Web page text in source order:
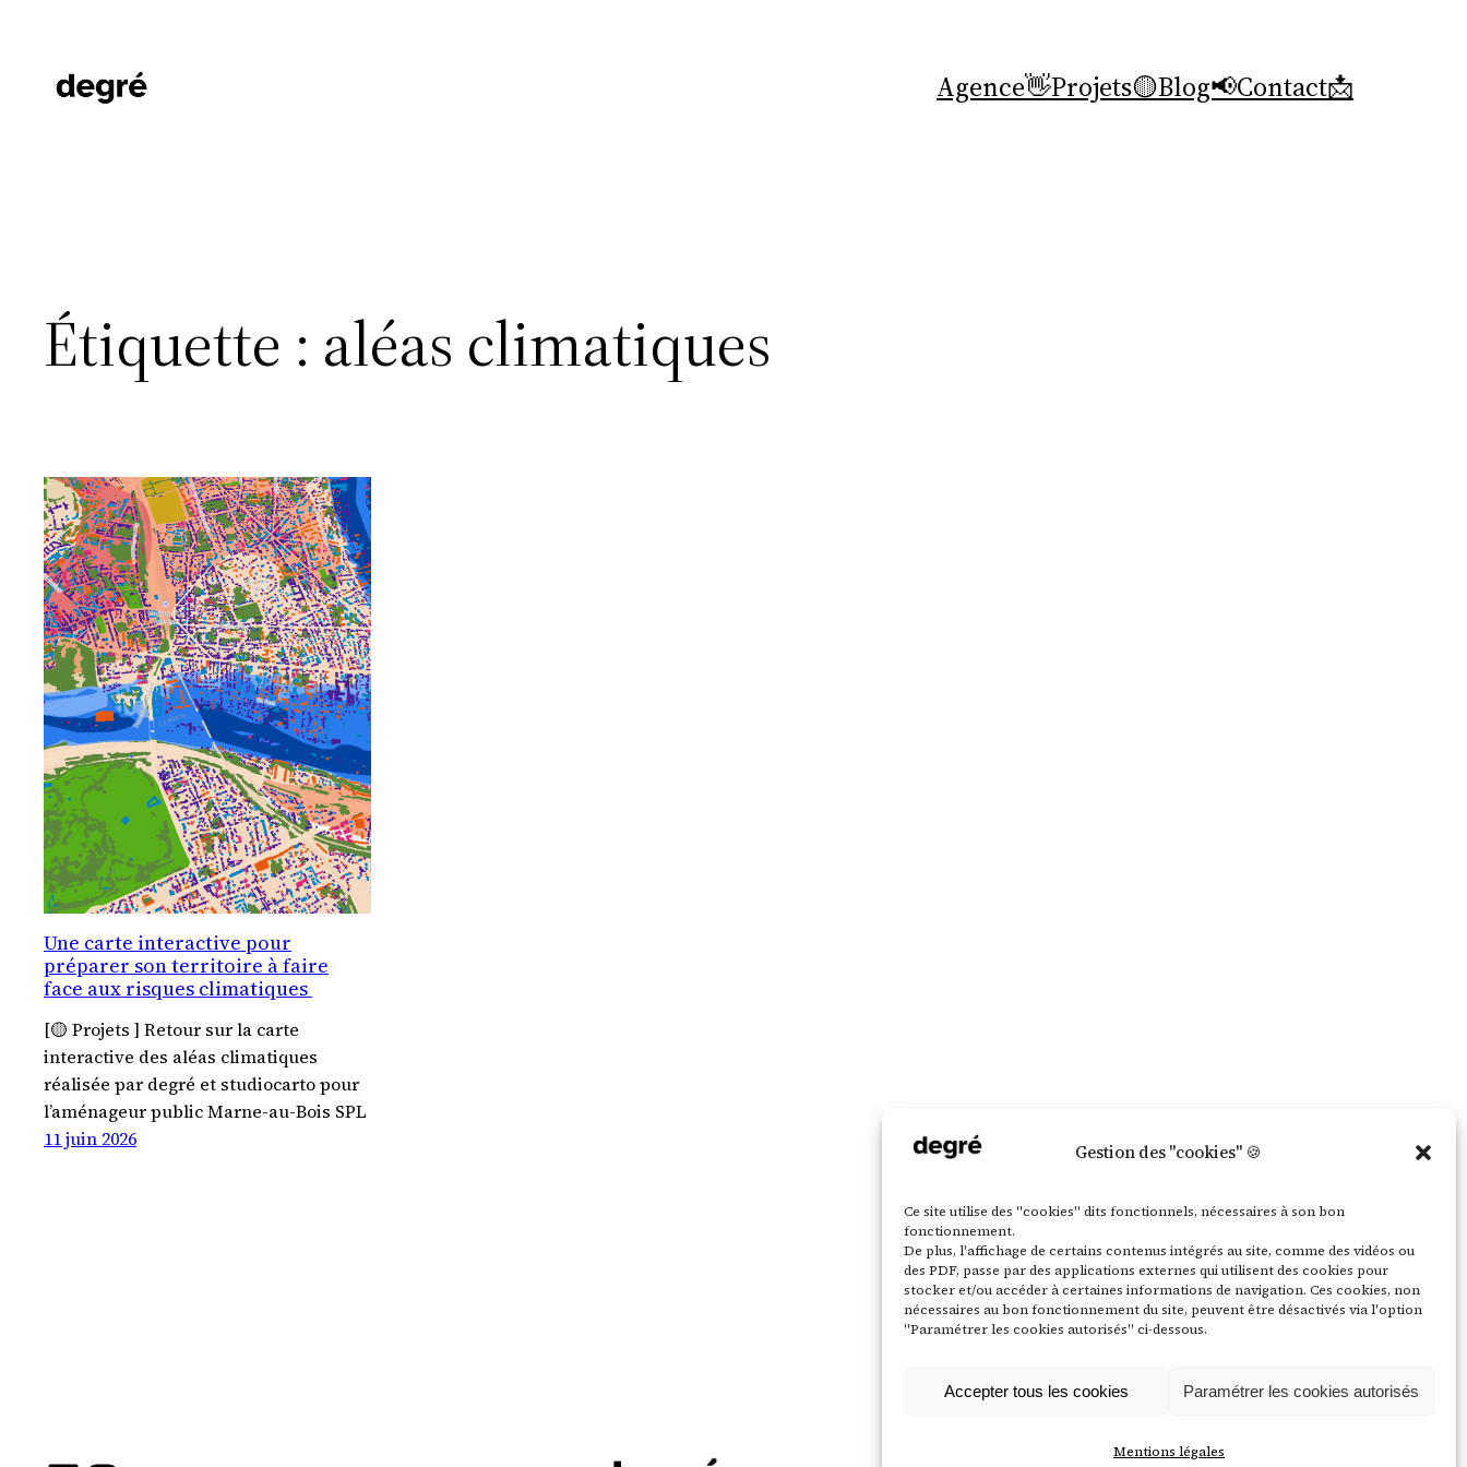
Gestion des "cookies" 🍪
Ce site utilise des "cookies" dits fonctionnels, nécessaires à son bon
fonctionnement.
De plus, l'affichage de certains contenus intégrés au site, comme des vidéos ou
des PDF, passe par des applications externes qui utilisent des cookies pour
stocker et/ou accéder à certaines informations de navigation. Ces cookies, non
nécessaires au bon fonctionnement du site, peuvent être désactivés via l'option
"Paramétrer les cookies autorisés" ci-dessous.
Accepter tous les cookies Paramétrer les cookies autorisés
Mentions légales
contenu
Agence👋Projets🟡Blog📢Contact📩
Étiquette : aléas climatiques
Une carte interactive pour
préparer son territoire à faire
face aux risques climatiques
[🟡 Projets ] Retour sur la carte
interactive des aléas climatiques
réalisée par degré et studiocarto pour
l’aménageur public Marne-au-Bois SPL
11 juin 2026